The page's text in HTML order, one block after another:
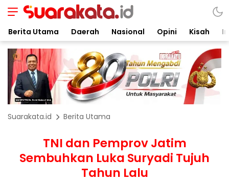
Berita Utama Daerah Nasional Opini Kisah
Suarakata.id Berita Utama
TNI dan Pemprov Jatim
Sembuhkan Luka Suryadi Tujuh
Tahun Lalu